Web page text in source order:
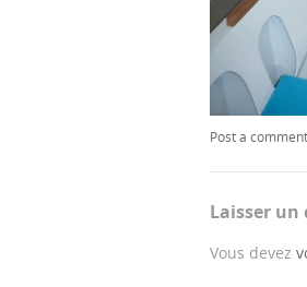
Post a comment
Laisser
Vous devez